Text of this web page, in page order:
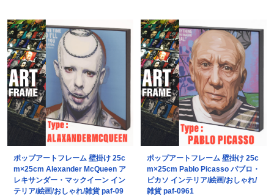
ポップアートフレーム 壁掛け 25c
m×25cm Alexander McQueen ア
レキサンダー・マックイーン イン
テリア/絵画/おしゃれ/雑貨 paf-09
ポップアートフレーム 壁掛け 25c
m×25cm Pablo Picasso パブロ・
ピカソ インテリア/絵画/おしゃれ/
雑貨 paf-0961